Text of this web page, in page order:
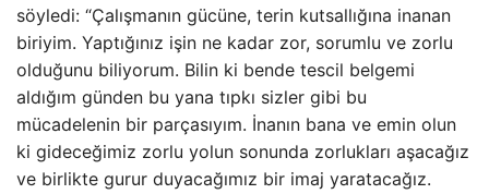
söyledi: “Çalışmanın gücüne, terin kutsallığına inanan
biriyim. Yaptığınız işin ne kadar zor, sorumlu ve zorlu
olduğunu biliyorum. Bilin ki bende tescil belgemi
aldığım günden bu yana tıpkı sizler gibi bu
mücadelenin bir parçasıyım. İnanın bana ve emin olun
ki gideceğimiz zorlu yolun sonunda zorlukları aşacağız
ve birlikte gurur duyacağımız bir imaj yaratacağız.